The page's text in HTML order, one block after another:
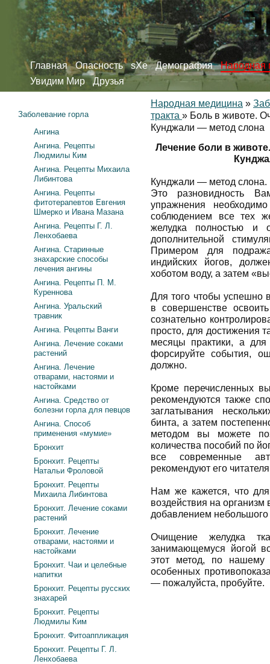
Главная Опасность sXe Демография
Народная
Увидим Мир
Друзья
Народная медицина »
тракта » Боль в животе.
Кунджали — метод слона
Лечение боли в
Кунджали — метод слона.
Это разновидность
упражнения
соблюдением все тех
желудка полностью и
дополнительной
Примером для
индийских йогов,
хоботом воду, а затем
Для того чтобы успешно
в совершенстве
сознательно
просто, для достижения
месяцы практики, а
форсируйте события,
должно.
Кроме перечисленных
рекомендуются также
заглатывания
бинта, а затем
методом вы можете
количества пособий по
все современные
рекомендуют его
Нам же кажется, что для
воздействия на
добавлением
Очищение желудка
занимающемуся йогой
этот метод, по
особенных
— пожалуйста, пробуйте.
Заболевание горла
Ангина
Ангина. Рецепты
Людмилы Ким
Ангина. Рецепты Михаила
Либинтова
Ангина. Рецепты
фитотерапевтов Евгения
Шмерко и Ивана Мазана
Ангина. Рецепты Г. Л.
Ленхобаева
Ангина. Старинные
знахарские способы
лечения ангины
Ангина. Рецепты П. М.
Куреннова
Ангина. Уральский
травник
Ангина. Рецепты Ванги
Ангина. Лечение соками
растений
Ангина. Лечение
отварами, настоями и
настойками
Ангина. Средство от
болезни горла для певцов
Ангина. Способ
применения «мумие»
Бронхит
Бронхит. Рецепты
Натальи Фроловой
Бронхит. Рецепты
Михаила Либинтова
Бронхит. Лечение соками
растений
Бронхит. Лечение
отварами, настоями и
настойками
Бронхит. Чаи и целебные
напитки
Бронхит. Рецепты русских
знахарей
Бронхит. Рецепты
Людмилы Ким
Бронхит. Фитоаппликация
Бронхит. Рецепты Г. Л.
Ленхобаева